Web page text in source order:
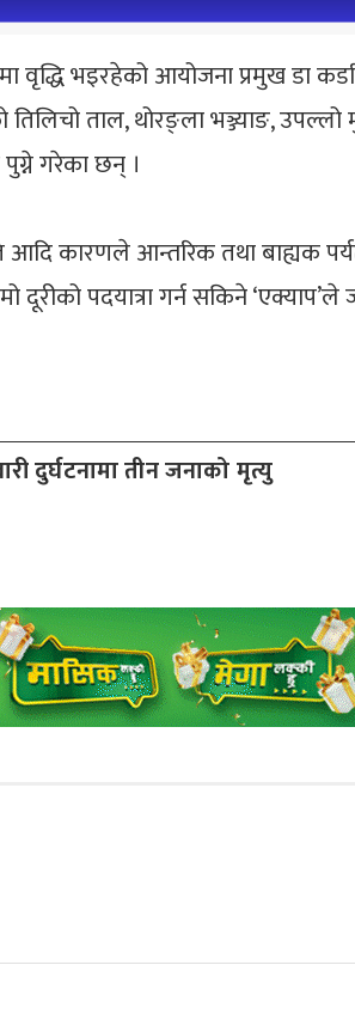
भइरहेको आयोजना प्रमुख डा
ताल, थोरङ्ला भञ्ज्याङ, उपल्लो
गरेका छन् ।
आदि कारणले आन्तरिक तथा बाह्यक
दूरीको पदयात्रा गर्न सकिने
दुर्घटनामा तीन जनाको मृत्यु